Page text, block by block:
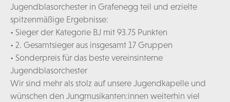
Jugendblasorchester in Grafenegg teil und erzielte
spitzenmäßige Ergebnisse:
• Sieger der Kategorie BJ mit 93.75 Punkten
• 2. Gesamtsieger aus insgesamt 17 Gruppen
• Sonderpreis für das beste vereinsinterne
Jugendblasorchester
Wir sind mehr als stolz auf unsere Jugendkapelle und
wünschen den Jungmusikanten:innen weiterhin viel